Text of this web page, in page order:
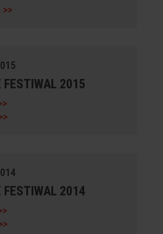
FESTIWAL 2015
FESTIWAL 2014